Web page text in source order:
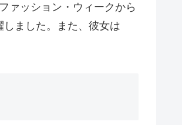
ァッション・ウィークから
ました。また、彼女は